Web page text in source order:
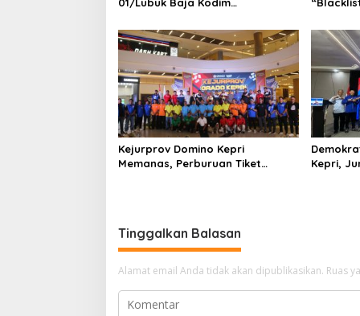
01/Lubuk Baja Kodim
Dunia 2026 Bersama Masyarakat
THM di
Kejurprov Domino Kepri
Memanas, Perburuan Tiket
Kepri,
Tinggalkan Balasan
Alamat email Anda tidak akan dipublikasikan. Ruas